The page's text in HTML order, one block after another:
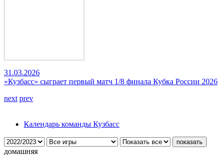
31.03.2026
«Кузбасс» сыграет первый матч 1/8 финала Кубка России 2026
next prev
Календарь команды Кузбасс
домашняя